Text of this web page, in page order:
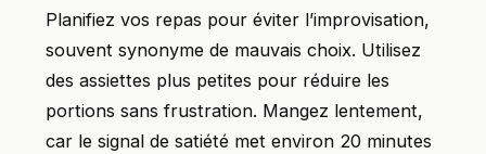
Planifiez vos repas pour éviter l’improvisation,
souvent synonyme de mauvais choix. Utilisez
des assiettes plus petites pour réduire les
portions sans frustration. Mangez lentement,
car le signal de satiété met environ 20 minutes